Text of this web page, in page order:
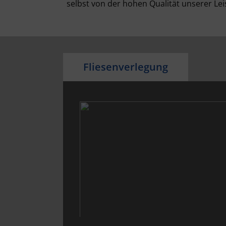
selbst von der hohen Qualität unserer
Fliesenverlegung